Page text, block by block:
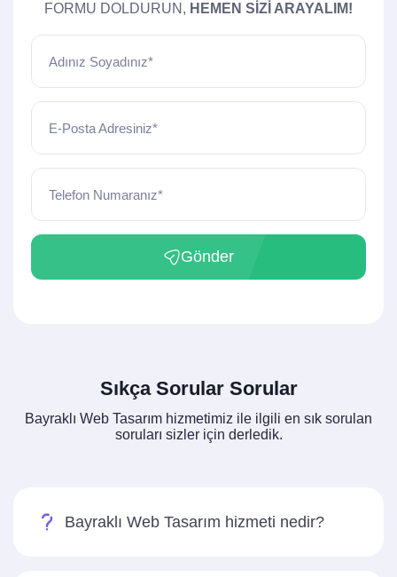
FORMU DOLDURUN, HEMEN SIZI ARAYALIM!
Adınız Soyadınız*
E-Posta Adresiniz*
Telefon Numaranız*
Gönder
Sıkça Sorular Sorular
Bayraklı Web Tasarım hizmetimiz ile ilgili en sık sorulan
soruları sizler için derledik.
Bayraklı Web Tasarım hizmeti nedir?